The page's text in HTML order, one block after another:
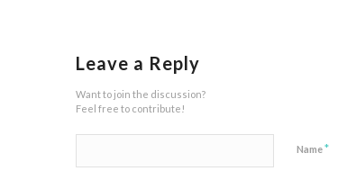
Leave a Reply
Want to join the discussion?
Feel free to contribute!
Name*